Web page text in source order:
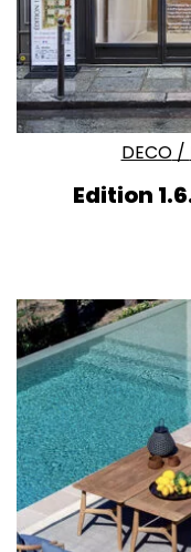
DECO/
Edition